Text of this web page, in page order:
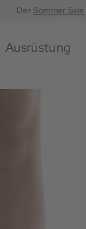
DerSommer Sale
Ausrüstung